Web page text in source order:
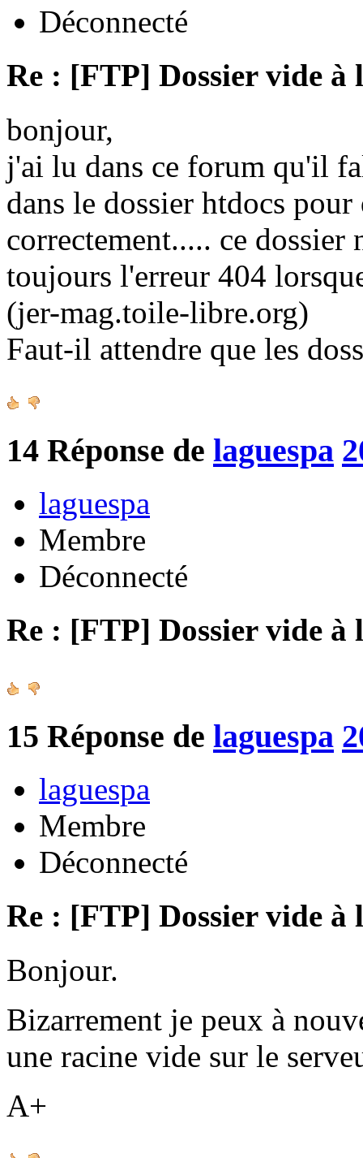
Déconnecté
Re : [FTP] Dossier vide à
bonjour,
j'ai lu dans ce forum qu'il
dans le dossier htdocs
correctement..... ce dossier
toujours l'erreur 404
(jer-mag.toile-libre.org)
Faut-il attendre que les
14 Réponse de laguespa
laguespa
Membre
Déconnecté
Re : [FTP] Dossier vide à
15 Réponse de laguespa
laguespa
Membre
Déconnecté
Re : [FTP] Dossier vide à
Bonjour.
Bizarrement je peux à
une racine vide sur le
A+